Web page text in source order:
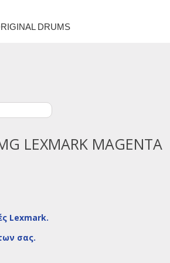
DRUMS
LEXMARK MAGENTA
Lexmark.
σας.